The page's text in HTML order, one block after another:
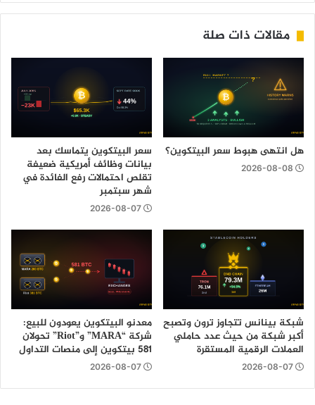
مقالات ذات صلة
هل انتهى هبوط سعر البيتكوين؟
2026-08-08
سعر البيتكوين يتماسك بعد
بيانات وظائف أمريكية ضعيفة
تقلص احتمالات رفع الفائدة في
شهر سبتمبر
2026-08-07
شبكة بينانس تتجاوز ترون وتصبح
أكبر شبكة من حيث عدد حاملي
العملات الرقمية المستقرة
2026-08-07
معدنو البيتكوين يعودون للبيع:
شركة “MARA” و”Riot” تحولان
581 بيتكوين إلى منصات التداول
2026-08-07